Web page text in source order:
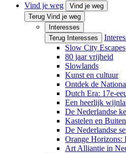
Vind je weg
Vind je weg
Terug Vind je weg
Interesses
Terug Interesses
Slow City Escapes
80 jaar vrijheid
Slowlands
Kunst en cultuur
Ontdek de
Dutch Era: 17e-
Een heerlijk
De Nederlandse
Kastelen en
De Nederlandse
Orange Horizons:
Art Alliantie in